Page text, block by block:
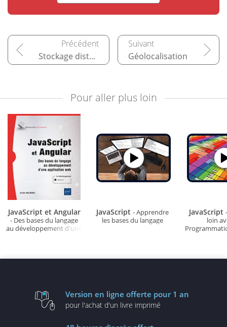
Stockage distant (Ajax - PHP - MySQL - XML) Géolocalisation
Pour aller plus loin
JavaScript et Angular
- Des bases du langage
au développement d'une
JavaScript - Apprendre
les bases du langage
JavaScript
loin
Version en ligne offerte pour 1 an
pour l'achat d'un livre imprimé